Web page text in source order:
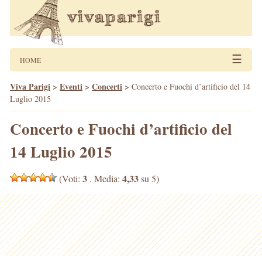
HOME ☰
Viva Parigi > Eventi > Concerti > Concerto e Fuochi d’artificio del 14
Luglio 2015
Concerto e Fuochi d’artificio del
14 Luglio 2015
(Voti: 3 . Media: 4,33su 5)